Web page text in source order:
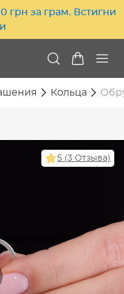
грн за грам. Встигни
Кольца
5 (3 Отзыва)